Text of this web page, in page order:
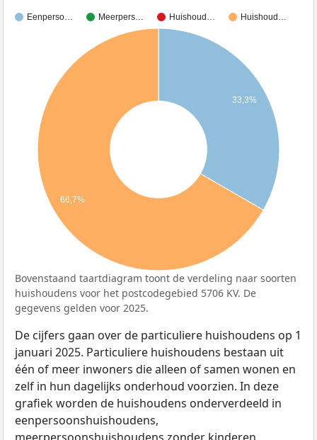
Eenperso… Meerpers… Huishoud… Huishoud…
33,3%
66,7%
Bovenstaand taartdiagram toont de verdeling naar soorten
huishoudens voor het postcodegebied 5706 KV. De
gegevens gelden voor 2025.
De cijfers gaan over de particuliere huishoudens op 1
januari 2025. Particuliere huishoudens bestaan uit
één of meer inwoners die alleen of samen wonen en
zelf in hun dagelijks onderhoud voorzien. In deze
grafiek worden de huishoudens onderverdeeld in
eenpersoonshuishoudens,